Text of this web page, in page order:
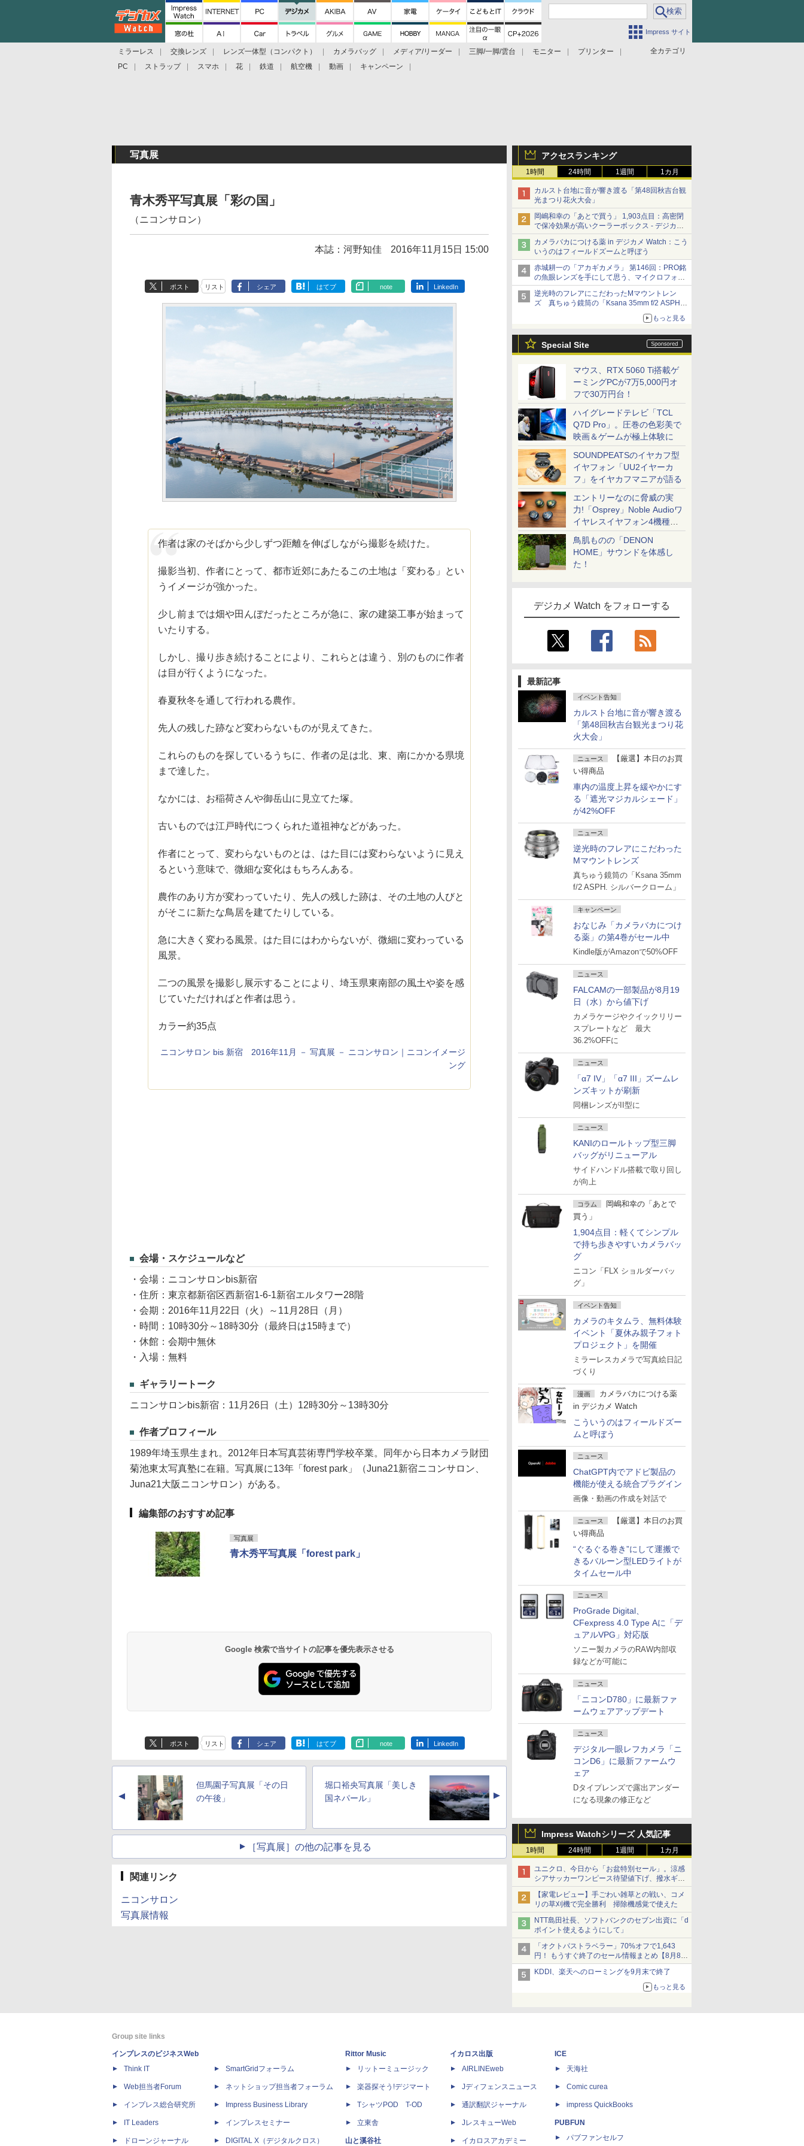
Impress サイト
全カテゴリ
ミラーレス 交換レンズ レンズ一体型（コンパクト） カメラバッグ メディア/リーダー 三脚/一脚/雲台 モニター
プリンター
PC
ストラップ スマホ 花 鉄道 航空機 動画 キャンペーン
アクセスランキング
1時間 24時間 1週間 1カ月
カルスト台地に音が響き渡る「第48回秋吉台観
光まつり花火大会」
岡嶋和幸の「あとで買う」 1,903点目：高密閉
で保冷効果が高いクーラーボックス - デジカメ
Watch
カメラバカにつける薬 in デジカメ Watch：こう
いうのはフィールドズームと呼ぼう
赤城耕一の「アカギカメラ」 第146回：PRO銘
の魚眼レンズを手にして思う、マイクロフォー
サーズへの期待と可能性
逆光時のフレアにこだわったMマウントレン
ズ 真ちゅう鏡筒の「Ksana 35mm f/2 ASPH.
もっと見る
Special Site
マウス、RTX 5060 Ti搭載ゲ
ーミングPCが7万5,000円オ
フで30万円台！
ハイグレードテレビ「TCL
Q7D Pro」。圧巻の色彩美で
映画＆ゲームが極上体験に
SOUNDPEATSのイヤカフ型
イヤフォン「UU2イヤーカ
フ」をイヤカフマニアが語る
エントリーなのに脅威の実
力!「Osprey」Noble Audioワ
イヤレスイヤフォン4機種を
一気に聴く
鳥肌ものの「DENON
HOME」サウンドを体感し
た！
デジカメ Watch をフォローする
最新記事
イベント告知
カルスト台地に音が響き渡る
「第48回秋吉台観光まつり花
火大会」
ニュース
【厳選】本日のお買
い得商品
車内の温度上昇を緩やかにす
る「遮光マジカルシェード」
が42%OFF
ニュース
逆光時のフレアにこだわった
Mマウントレンズ
真ちゅう鏡筒の「Ksana 35mm
f/2 ASPH. シルバークローム」
キャンペーン
おなじみ「カメラバカにつけ
る薬」の第4巻がセール中
Kindle版がAmazonで50%OFF
ニュース
FALCAMの一部製品が8月19
日（水）から値下げ
カメラケージやクイックリリー
スプレートなど 最大
36.2%OFFに
ニュース
「α7 IV」「α7 III」ズームレ
ンズキットが刷新
同梱レンズがII型に
ニュース
KANIのロールトップ型三脚
バッグがリニューアル
サイドハンドル搭載で取り回し
が向上
コラム
岡嶋和幸の「あとで
買う」
1,904点目：軽くてシンプル
で持ち歩きやすいカメラバッ
グ
ニコン「FLX ショルダーバッ
グ」
イベント告知
カメラのキタムラ、無料体験
イベント「夏休み親子フォト
プロジェクト」を開催
ミラーレスカメラで写真絵日記
づくり
漫画
カメラバカにつける薬
in デジカメ Watch
こういうのはフィールドズー
ムと呼ぼう
ニュース
ChatGPT内でアドビ製品の
機能が使える統合プラグイン
画像・動画の作成を対話で
ニュース
【厳選】本日のお買
い得商品
“ぐるぐる巻き”にして運搬で
きるバルーン型LEDライトが
タイムセール中
ニュース
ProGrade Digital、
CFexpress 4.0 Type Aに「デ
ュアルVPG」対応版
ソニー製カメラのRAW内部収
録などが可能に
ニュース
「ニコンD780」に最新ファ
ームウェアアップデート
ニュース
デジタル一眼レフカメラ「ニ
コンD6」に最新ファームウ
ェア
Dタイプレンズで露出アンダー
になる現象の修正など
Impress Watchシリーズ 人気記事
1時間 24時間 1週間 1カ月
ユニクロ、今日から「お盆特別セール」。涼感
シアサッカーワンピース待望値下げ、撥水ギア
ショーツは1990円に
【家電レビュー】手ごわい雑草との戦い、コメ
リの草刈機で完全勝利 掃除機感覚で使えた
NTT島田社長、ソフトバンクのセブン出資に「d
ポイント使えるようにして」
「オクトパストラベラー」70%オフで1,643
円！ もうすぐ終了のセール情報まとめ【8月8日
更新】
ニンテンドーeショップでは「大神 絶景版」が
KDDI、楽天へのローミングを9月末で終了
もっと見る
写真展
青木秀平写真展「彩の国」
（ニコンサロン）
本誌：河野知佳 2016年11月15日 15:00
ポスト リスト シェア はてブ note LinkedIn
作者は家のそばから少しずつ距離を伸ばしながら撮影を続けた。
撮影当初、作者にとって、都市近郊にあたるこの土地は「変わる」とい
うイメージが強かった。
少し前までは畑や田んぼだったところが急に、家の建築工事が始まって
いたりする。
しかし、撮り歩き続けることにより、これらとは違う、別のものに作者
は目が行くようになった。
春夏秋冬を通して行われる農作。
先人の残した跡など変わらないものが見えてきた。
これらのものを探しているうちに、作者の足は北、東、南にかかる県境
まで達した。
なかには、お稲荷さんや御岳山に見立てた塚。
古いものでは江戸時代につくられた道祖神などがあった。
作者にとって、変わらないものとは、はた目には変わらないように見え
るという意味で、微細な変化はもちろんある。
農作のあり方が変わっていたり、先人の残した跡は、その土地の人びと
がそこに新たな鳥居を建てたりしている。
急に大きく変わる風景。はた目にはわからないが、微細に変わっている
風景。
二つの風景を撮影し展示することにより、埼玉県東南部の風土や姿を感
じていただければと作者は思う。
カラー約35点
ニコンサロン bis 新宿 2016年11月 － 写真展 － ニコンサロン｜ニコンイメージ
ング
会場・スケジュールなど
・会場：ニコンサロンbis新宿
・住所：東京都新宿区西新宿1-6-1新宿エルタワー28階
・会期：2016年11月22日（火）～11月28日（月）
・時間：10時30分～18時30分（最終日は15時まで）
・休館：会期中無休
・入場：無料
ギャラリートーク
ニコンサロンbis新宿：11月26日（土）12時30分～13時30分
作者プロフィール
1989年埼玉県生まれ。2012年日本写真芸術専門学校卒業。同年から日本カメラ財団
菊池東太写真塾に在籍。写真展に13年「forest park」（Juna21新宿ニコンサロン、
Juna21大阪ニコンサロン）がある。
編集部のおすすめ記事
写真展
青木秀平写真展「forest park」
Google 検索で当サイトの記事を優先表示させる
ポスト リスト シェア はてブ note LinkedIn
▲
但馬園子写真展「その日
の午後」
堀口裕央写真展「美しき
国ネパール」
▲
［写真展］の他の記事を見る
関連リンク
ニコンサロン
写真展情報
Group site links
インプレスのビジネスWeb
Think IT
Web担当者Forum
インプレス総合研究所
IT Leaders
ドローンジャーナル
SmartGridフォーラム
ネットショップ担当者フォーラム
Impress Business Library
インプレスセミナー
DIGITAL X（デジタルクロス）
Rittor Music
リットーミュージック
楽器探そう!デジマート
TシャツPOD T-OD
立東舎
山と溪谷社
イカロス出版
AIRLINEweb
Jディフェンスニュース
通訳翻訳ジャーナル
JレスキューWeb
イカロスアカデミー
ICE
天海社
Comic curea
impress QuickBooks
PUBFUN
パブファンセルフ